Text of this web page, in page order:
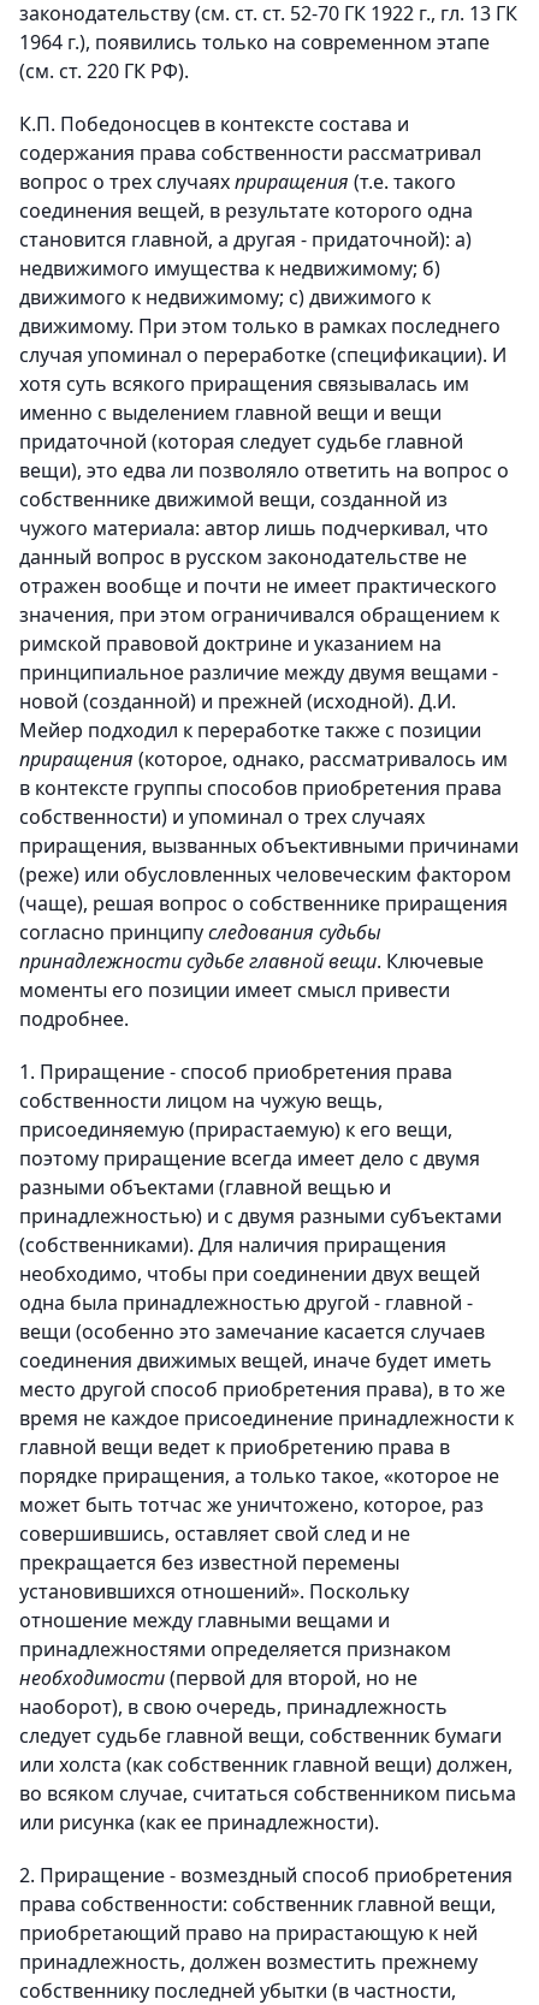
законодательству (см. ст. ст. 52-70 ГК 1922 г., гл. 13 ГК
1964 г.), появились только на современном этапе
(см. ст. 220 ГК РФ).
К.П. Победоносцев в контексте состава и
содержания права собственности рассматривал
вопрос о трех случаяхприращения (т.е. такого
соединения вещей, в результате которого одна
становится главной, а другая - придаточной): a)
недвижимого имущества к недвижимому; б)
движимого к недвижимому; c) движимого к
движимому. При этом только в рамках последнего
случая упоминал о переработке (спецификации). И
хотя суть всякого приращения связывалась им
именно с выделением главной вещи и вещи
придаточной (которая следует судьбе главной
вещи), это едва ли позволяло ответить на вопрос о
собственнике движимой вещи, созданной из
чужого материала: автор лишь подчеркивал, что
данный вопрос в русском законодательстве не
отражен вообще и почти не имеет практического
значения, при этом ограничивался обращением к
римской правовой доктрине и указанием на
принципиальное различие между двумя вещами -
новой (созданной) и прежней (исходной). Д.И.
Мейер подходил к переработке также с позиции
приращения (которое, однако, рассматривалось им
в контексте группы способов приобретения права
собственности) и упоминал о трех случаях
приращения, вызванных объективными причинами
(реже) или обусловленных человеческим фактором
(чаще), решая вопрос о собственнике приращения
согласно принципуследования судьбы
принадлежности судьбе главной вещи. Ключевые
моменты его позиции имеет смысл привести
подробнее.
1. Приращение - способ приобретения права
собственности лицом на чужую вещь,
присоединяемую (прирастаемую) к его вещи,
поэтому приращение всегда имеет дело с двумя
разными объектами (главной вещью и
принадлежностью) и с двумя разными субъектами
(собственниками). Для наличия приращения
необходимо, чтобы при соединении двух вещей
одна была принадлежностью другой - главной -
вещи (особенно это замечание касается случаев
соединения движимых вещей, иначе будет иметь
место другой способ приобретения права), в то же
время не каждое присоединение принадлежности к
главной вещи ведет к приобретению права в
порядке приращения, а только такое, «которое не
может быть тотчас же уничтожено, которое, раз
совершившись, оставляет свой след и не
прекращается без известной перемены
установившихся отношений». Поскольку
отношение между главными вещами и
принадлежностями определяется признаком
необходимости(первой для второй, но не
наоборот), в свою очередь, принадлежность
следует судьбе главной вещи, собственник бумаги
или холста (как собственник главной вещи) должен,
во всяком случае, считаться собственником письма
или рисунка (как ее принадлежности).
2. Приращение - возмездный способ приобретения
права собственности: собственник главной вещи,
приобретающий право на прирастающую к ней
принадлежность, должен возместить прежнему
собственнику последней убытки (в частности,